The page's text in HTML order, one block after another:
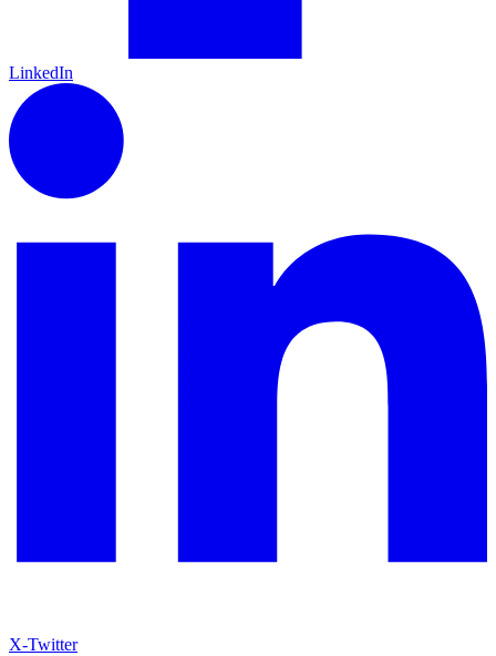
LinkedIn
X-Twitter